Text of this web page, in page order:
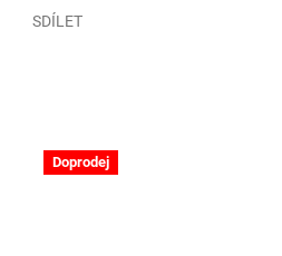
SDÍLET
Doprodej